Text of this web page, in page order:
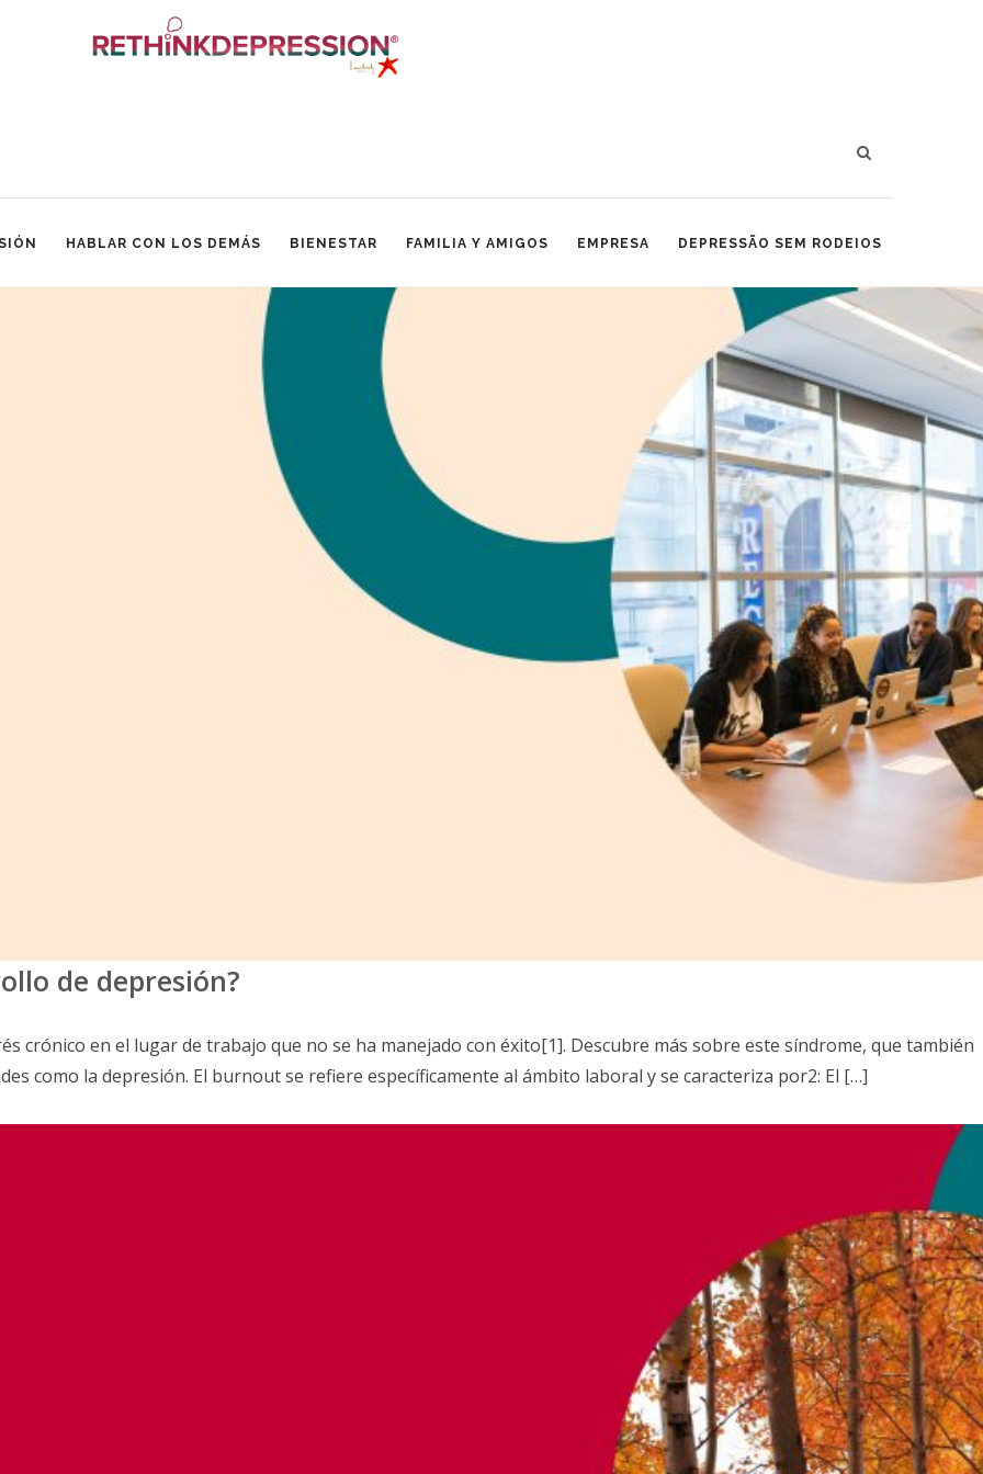
HABLAR CON LOS DEMÁS BIENESTAR FAMILIA Y AMIGOS EMPRESA DEPRESSÃO SEM RODEIOS
de depresión?
crónico en el lugar de trabajo que no se ha manejado con éxito[1]. Descubre más sobre este síndrome, que también
como la depresión. El burnout se refiere específicamente al ámbito laboral y se caracteriza por2: El […]